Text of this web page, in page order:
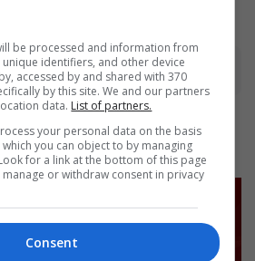
Advertisement
be processed and information from
identifiers, and other device
accessed by and shared with 370
by this site. We and our partners
data. List of partners.
your personal data on the basis
you can object to by managing
for a link at the bottom of this page
or withdraw consent in privacy
Consent